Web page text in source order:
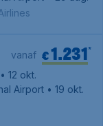
€1.231*
vanaf
• 12 okt.
Airport • 19 okt.